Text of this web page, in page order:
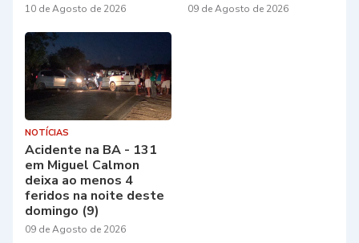
10 de Agosto de 2026 09 de Agosto de 2026
NOTÍCIAS
Acidente na BA - 131
em Miguel Calmon
deixa ao menos 4
feridos na noite deste
domingo (9)
09 de Agosto de 2026